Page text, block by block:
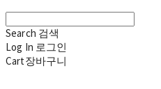
Search 검색
Log In 로그인
Cart장바구니